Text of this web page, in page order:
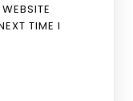
TIME I